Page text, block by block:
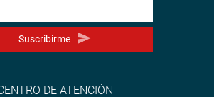
Suscribirme
DE ATENCIÓN